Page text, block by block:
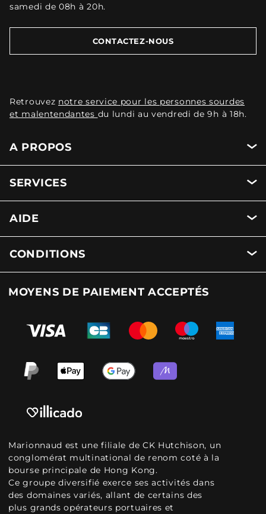
samedi de 08h à 20h.
CONTACTEZ-NOUS
Retrouvez notre service pour les personnes sourdes
et malentendantes du lundi au vendredi de 9h à 18h.
A PROPOS
SERVICES
AIDE
CONDITIONS
MOYENS DE PAIEMENT ACCEPTÉS
Marionnaud est une filiale de CK Hutchison, un
conglomérat multinational de renom coté à la
bourse principale de Hong Kong.
Ce groupe diversifié exerce ses activités dans
des domaines variés, allant de certains des
plus grands opérateurs portuaires et